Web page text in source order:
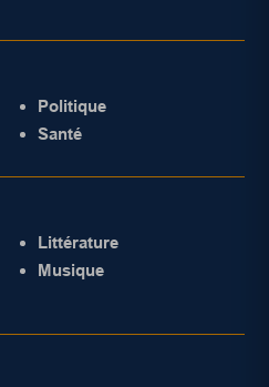
Politique
Santé
Littérature
Musique